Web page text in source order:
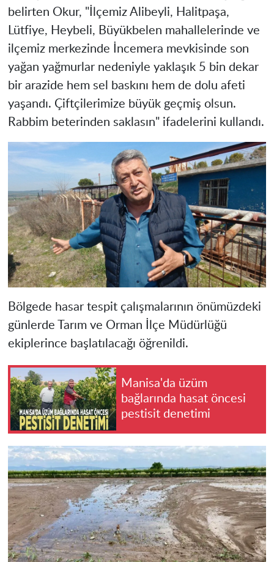
belirten Okur, "İlçemiz Alibeyli, Halitpaşa,
Lütfiye, Heybeli, Büyükbelen mahallelerinde ve
ilçemiz merkezinde İncemera mevkisinde son
yağan yağmurlar nedeniyle yaklaşık 5 bin dekar
bir arazide hem sel baskını hem de dolu afeti
yaşandı. Çiftçilerimize büyük geçmiş olsun.
Rabbim beterinden saklasın" ifadelerini kullandı.
Bölgede hasar tespit çalışmalarının önümüzdeki
günlerde Tarım ve Orman İlçe Müdürlüğü
ekiplerince başlatılacağı öğrenildi.
Manisa'da üzüm
bağlarında hasat öncesi
pestisit denetimi